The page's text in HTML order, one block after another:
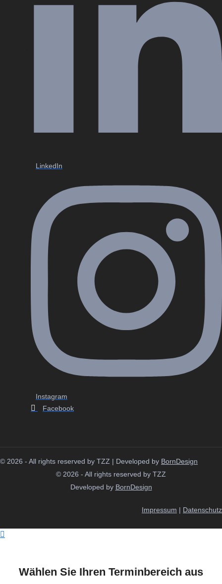
LinkedIn
Instagram
Facebook
© 2026 - All rights reserved by TZZ | Developed by BornDesign
© 2026 - All rights reserved by TZZ
Developed by BornDesign
Impressum | Datenschutz
Wählen Sie Ihren Terminbereich aus